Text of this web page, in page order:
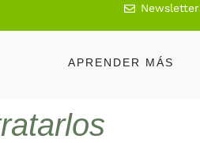
Newsletter
APRENDER MÁS